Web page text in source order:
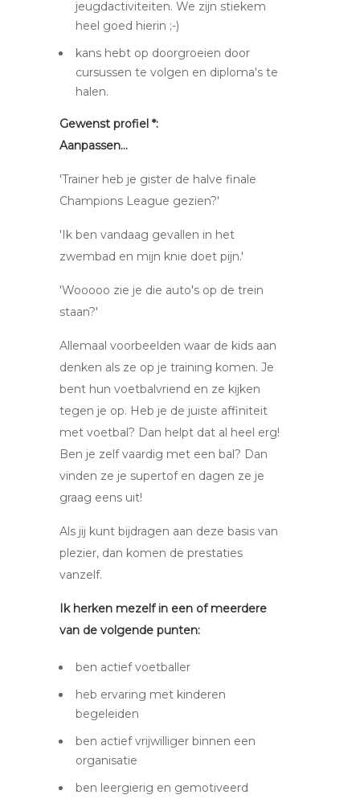
jeugdactiviteiten. We zijn stiekem
heel goed hierin ;-)
kans hebt op doorgroeien door
cursussen te volgen en diploma's te
halen.
Gewenst profiel *:
Aanpassen...
'Trainer heb je gister de halve finale
Champions League gezien?'
'Ik ben vandaag gevallen in het
zwembad en mijn knie doet pijn.'
'Wooooo zie je die auto's op de trein
staan?'
Allemaal voorbeelden waar de kids aan
denken als ze op je training komen. Je
bent hun voetbalvriend en ze kijken
tegen je op. Heb je de juiste affiniteit
met voetbal? Dan helpt dat al heel erg!
Ben je zelf vaardig met een bal? Dan
vinden ze je supertof en dagen ze je
graag eens uit!
Als jij kunt bijdragen aan deze basis van
plezier, dan komen de prestaties
vanzelf.
Ik herken mezelf in een of meerdere
van de volgende punten:
ben actief voetballer
heb ervaring met kinderen
begeleiden
ben actief vrijwilliger binnen een
organisatie
ben leergierig en gemotiveerd